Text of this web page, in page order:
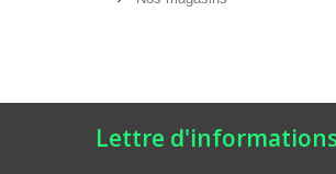
Lettre